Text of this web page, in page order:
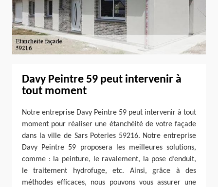
Davy Peintre 59 peut intervenir à
tout moment
Notre entreprise Davy Peintre 59 peut intervenir à tout
moment pour réaliser une étanchéité de votre façade
dans la ville de Sars Poteries 59216. Notre entreprise
Davy Peintre 59 proposera les meilleures solutions,
comme : la peinture, le ravalement, la pose d’enduit,
le traitement hydrofuge, etc. Ainsi, grâce à des
méthodes efficaces, nous pouvons vous assurer une